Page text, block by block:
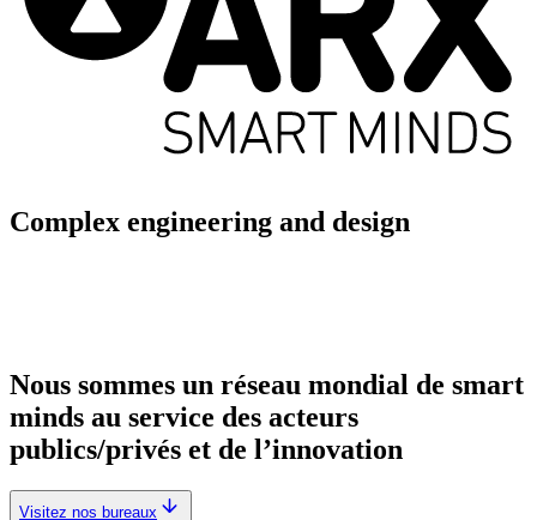
Complex engineering and design
Nous sommes un réseau mondial de smart
minds au service des acteurs
publics/privés et de l’innovation
Visitez nos bureaux